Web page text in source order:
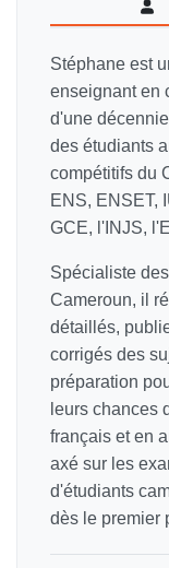
Stéphane est
enseignant en
d'une
des étudiants
compétitifs du
ENS, ENSET,
GCE, l'INJS,
Spécialiste
Cameroun, il
détaillés,
corrigés des
préparation
leurs chances
français et en
axé sur les
d'étudiants
dès le premier